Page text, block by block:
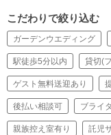
こだわりで絞り込む
ガーデンウエディング
駅徒歩5分以内 貸切(
ゲスト無料送迎あり
後払い相談可 ブライ
親族控え室有り 託児